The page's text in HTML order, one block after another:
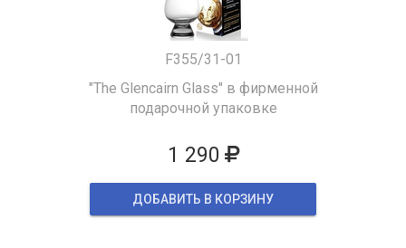
F355/31-01
"The Glencairn Glass" в фирменной
подарочной упаковке
1 290
ДОБАВИТЬ В КОРЗИНУ